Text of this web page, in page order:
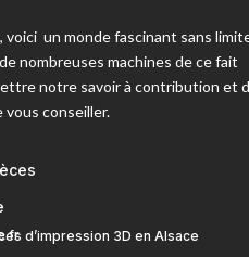
un monde fascinant sans
nombreuses machines de ce fait
notre savoir à contribution et
conseiller.
d’impression 3D en Alsace